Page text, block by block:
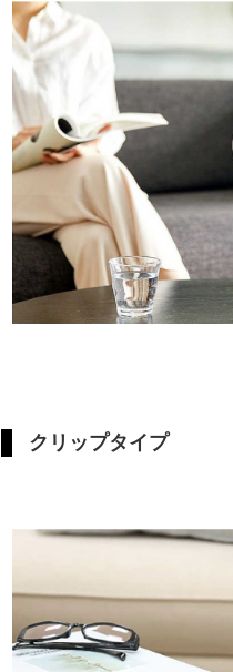
クリップタイプ